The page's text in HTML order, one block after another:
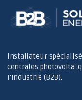
Installateur
centrales
l'industrie (B2B).